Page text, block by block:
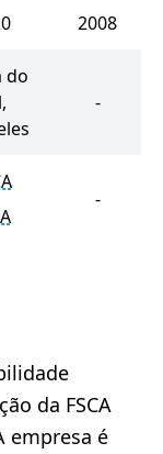
2008
do
-
-
da FSCA
empresa é